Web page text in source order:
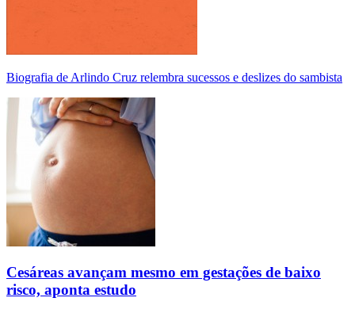
Biografia de Arlindo Cruz relembra sucessos e deslizes do sambista
Cesáreas avançam mesmo em gestações de baixo
risco, aponta estudo